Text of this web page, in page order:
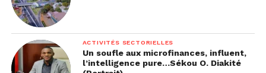
raccords pour ne pas abîmer les pastèques.
Heureusement, grâce au soutien de mon père et de
ma tutrice, j’ai pu trouver deux personnes
sérieuses pour l’arrosage. Mes plants de
pastèques ont maintenant un mois, ils sont en bon
ACTIVITÉS SECTORIELLES
Un soufle aux microfinances, influent,
l’intelligence pure…Sékou O. Diakité